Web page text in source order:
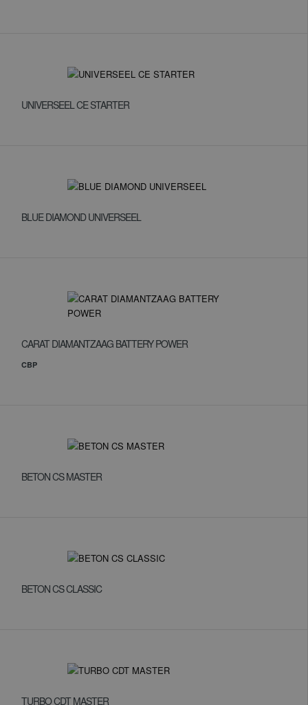
UNIVERSEEL CE STARTER
BLUE DIAMOND UNIVERSEEL
CARAT DIAMANTZAAG BATTERY POWER
CBP
BETON CS MASTER
BETON CS CLASSIC
TURBO CDT MASTER